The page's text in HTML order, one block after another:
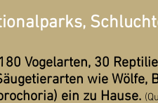
Vogelarten, 30
wie Wölfe,
ein zu Hause.